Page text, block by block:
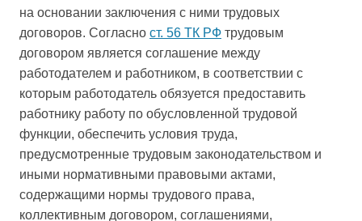
на основании заключения с ними трудовых
договоров. Согласно ст. 56 ТК РФ трудовым
договором является соглашение между
работодателем и работником, в соответствии с
которым работодатель обязуется предоставить
работнику работу по обусловленной трудовой
функции, обеспечить условия труда,
предусмотренные трудовым законодательством и
иными нормативными правовыми актами,
содержащими нормы трудового права,
коллективным договором, соглашениями,